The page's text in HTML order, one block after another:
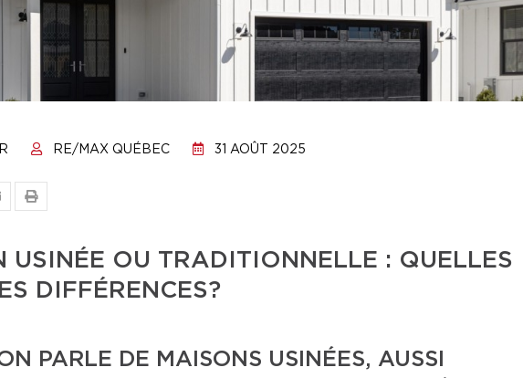
RE/MAX QUÉBEC 31 AOÛT 2025
USINÉE OU TRADITIONNELLE : QUELLES
DIFFÉRENCES?
PARLE DE MAISONS USINÉES, AUSSI